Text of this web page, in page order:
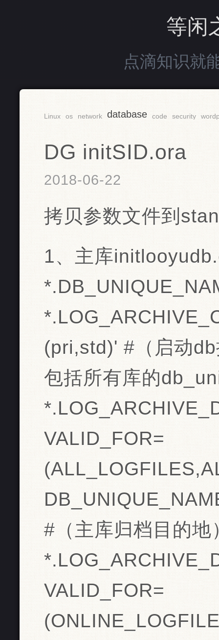
等闲
点滴知识就
Linux os network database code security
DG initSID.ora
2018-06-22
拷贝参数文件到
1、主库
(pri,std)' #（启动
包括所有库的
VALID_FOR=
#（主库归档目的地
VALID_FOR=